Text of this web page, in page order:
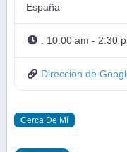
España
: 10:00 am - 2:30
Direccion de
Cerca De Mí